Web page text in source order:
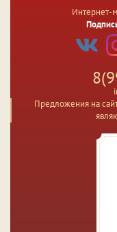
Предложения на